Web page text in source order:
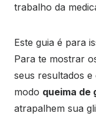
trabalho da
Este guia é para
Para te mostrar
seus resultados
modo queima de
atrapalhem sua